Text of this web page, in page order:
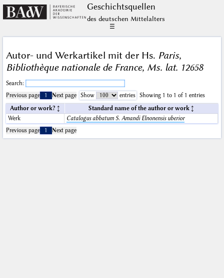
Geschichts­quellen
des deutschen Mittelalters
☰
Autor- und Werkartikel mit der Hs. Paris,
Bibliothèque nationale de France, Ms. lat. 12658
Search:
Previous page
1 Next page Show entries
Showing 1 to 1 of 1 entries
Author or work?
Standard name of the author or work
Werk
Catalogus abbatum S. Amandi Elnonensis uberior
Previous page
1 Next page